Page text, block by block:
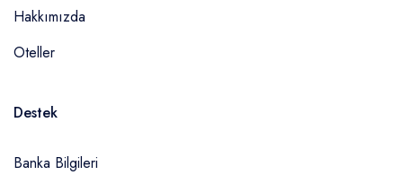
Hakkımızda
Oteller
Destek
Banka Bilgileri